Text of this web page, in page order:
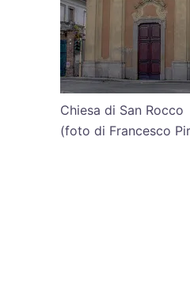
Chiesa di San Rocco
(foto di Francesco